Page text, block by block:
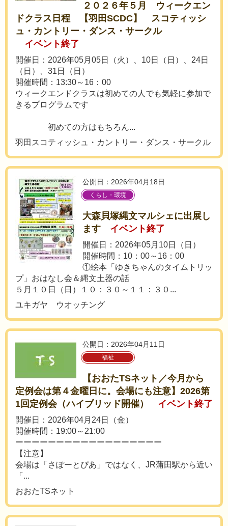
２０２６年５月 ウィークエン
ドクラス日程 【羽田SCDC】 スコティッシ
ュ・カントリー・ダンス・サークル
イベント終了
開催日：2026年05月05日（火）、10日（日）、24日
（日）、31日（日）
開催時間：13:30～16：00
ウィークエンドクラスは初めての人でも気軽に参加で
きるプログラムです
初めての方はもちろん...
羽田スコティッシュ・カントリー・ダンス・サークル
公開日：2026年04月18日
くらし・環境
大森貝塚縄文マルシェに出展し
ます
イベント終了
開催日：2026年05月10日（日）
開催時間：10：00～16：00
①絵本「ゆきちゃんのタイムトリッ
プ」おはなし会＆縄文土器の話
５月１０日（日）１０：３０～１１：３０...
ユキガヤ ウオッチング
公開日：2026年04月11日
福祉
【おおたTSネット／今月から
定例会は第４金曜日に。会場にも注意】2026第
1回定例会（ハイブリッド開催）
イベント終了
開催日：2026年04月24日（金）
開催時間：19:00～21:00
ーーーーーーーーーーーーーーーーーー
【注意】
会場は「さぽーとぴあ」ではなく、JR蒲田駅から近い
「...
おおたTSネット